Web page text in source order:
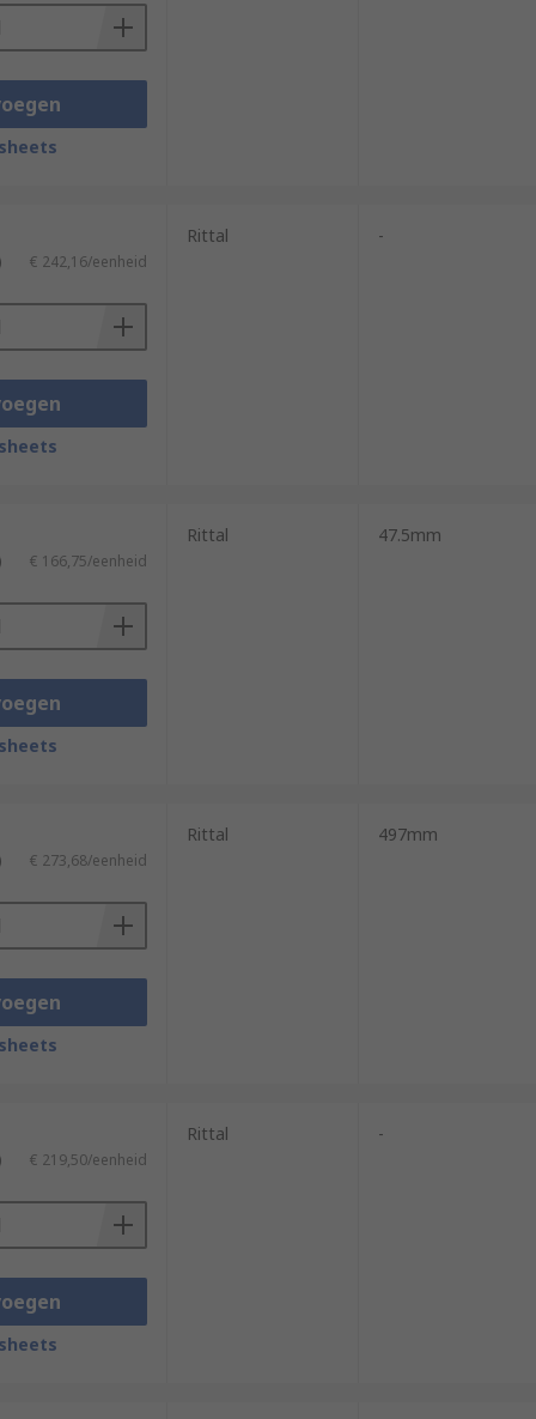
€ 242,16/eenheid
Rittal -
€ 166,75/eenheid
Rittal 47.5mm
€ 273,68/eenheid
Rittal 497mm
€ 219,50/eenheid
Rittal -